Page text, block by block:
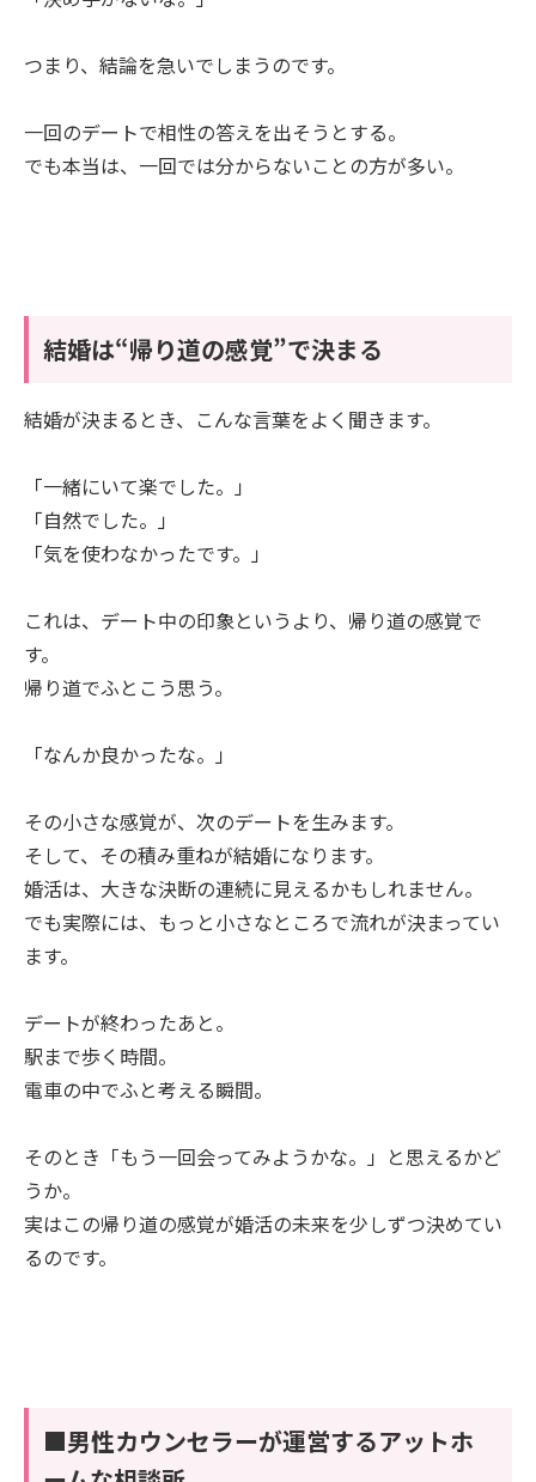
つまり、結論を急いでしまうのです。
一回のデートで相性の答えを出そうとする。
でも本当は、一回では分からないことの方が多い。
結婚は“帰り道の感覚”で決まる
結婚が決まるとき、こんな言葉をよく聞きます。
「一緒にいて楽でした。」
「自然でした。」
「気を使わなかったです。」
これは、デート中の印象というより、帰り道の感覚で
す。
帰り道でふとこう思う。
「なんか良かったな。」
その小さな感覚が、次のデートを生みます。
そして、その積み重ねが結婚になります。
婚活は、大きな決断の連続に見えるかもしれません。
でも実際には、もっと小さなところで流れが決まってい
ます。
デートが終わったあと。
駅まで歩く時間。
電車の中でふと考える瞬間。
そのとき「もう一回会ってみようかな。」と思えるかど
うか。
実はこの帰り道の感覚が婚活の未来を少しずつ決めてい
るのです。
■男性カウンセラーが運営するアットホ